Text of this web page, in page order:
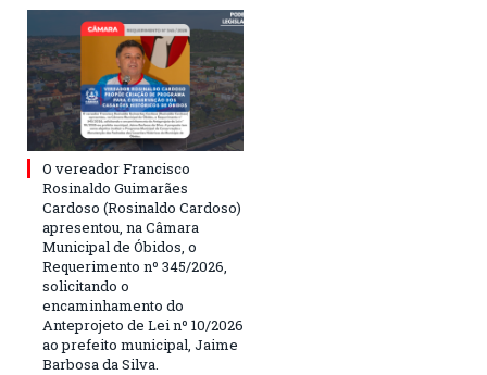
O vereador Francisco
Rosinaldo Guimarães
Cardoso (Rosinaldo Cardoso)
apresentou, na Câmara
Municipal de Óbidos, o
Requerimento nº 345/2026,
solicitando o
encaminhamento do
Anteprojeto de Lei nº 10/2026
ao prefeito municipal, Jaime
Barbosa da Silva.